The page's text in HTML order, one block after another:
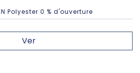
Polyester 0 % d'ouverture
Ver